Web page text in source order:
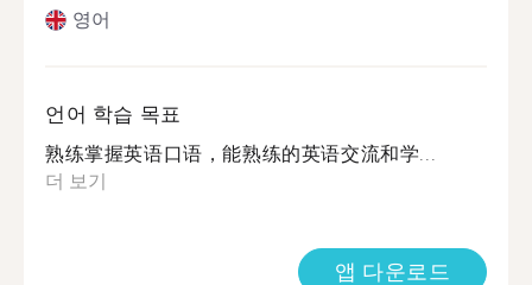
영어
언어 학습 목표
熟练掌握英语口语，能熟练的英语交流和学...
더 보기
앱 다운로드